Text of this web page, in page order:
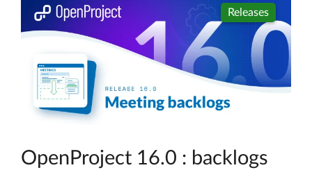
Releases
OpenProject 16.0 : backlogs